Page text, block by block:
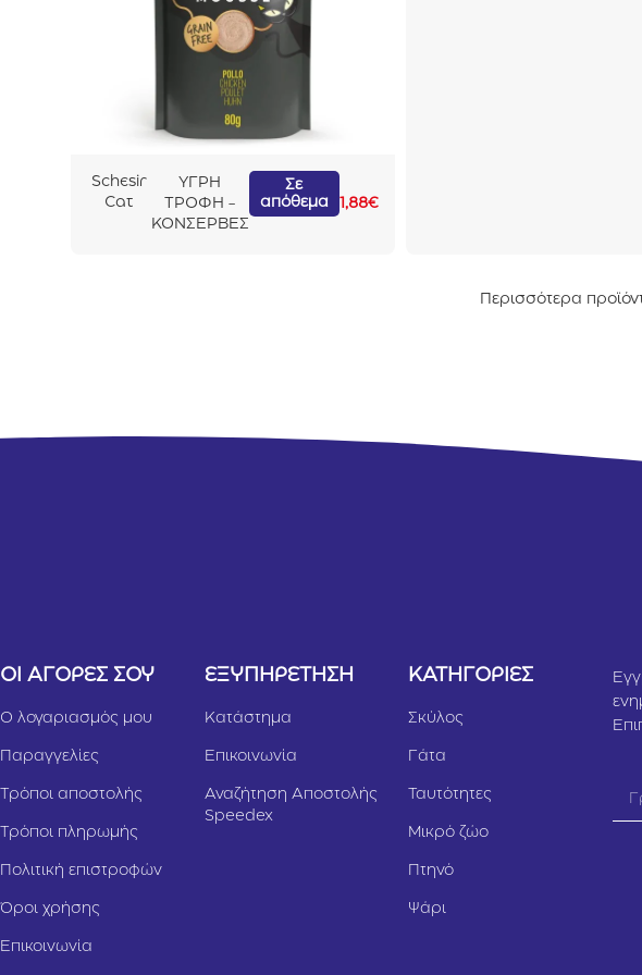
Schesir
Cat
ΥΓΡΗ
ΤΡΟΦΗ -
ΚΟΝΣΕΡΒΕΣ
Σε
απόθεμα
1,88€
Περισσότερα
ΟΙ ΑΓΟΡΕΣ ΣΟΥ
Ο λογαριασμός μου
Παραγγελίες
Τρόποι αποστολής
Τρόποι πληρωμής
Πολιτική επιστροφών
Όροι χρήσης
Επικοινωνία
ΕΞΥΠΗΡΕΤΗΣΗ
Κατάστημα
Επικοινωνία
Αναζήτηση Αποστολής
Speedex
ΚΑΤΗΓΟΡΙΕΣ
Σκύλος
Γάτα
Ταυτότητες
Μικρό ζώο
Πτηνό
Ψάρι